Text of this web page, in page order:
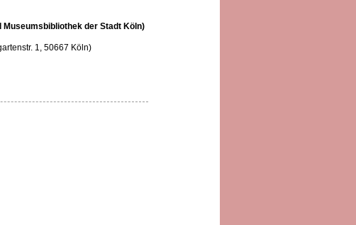
der Stadt Köln)
1, 50667 Köln)